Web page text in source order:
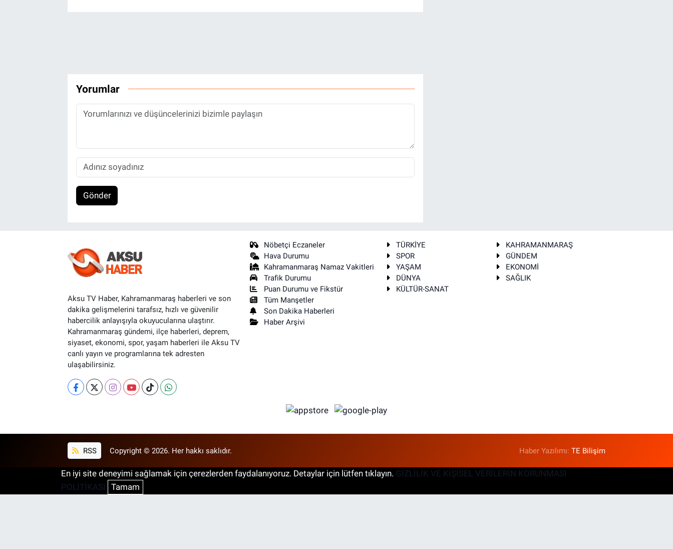
Yorumlar
Gönder
Aksu TV Haber, Kahramanmaraş haberleri ve son
dakika gelişmelerini tarafsız, hızlı ve güvenilir
habercilik anlayışıyla okuyucularına ulaştırır.
Kahramanmaraş gündemi, ilçe haberleri, deprem,
siyaset, ekonomi, spor, yaşam haberleri ile Aksu TV
canlı yayın ve programlarına tek adresten
ulaşabilirsiniz.
Nöbetçi Eczaneler
Hava Durumu
Kahramanmaraş Namaz Vakitleri
Trafik Durumu
Puan Durumu ve Fikstür
Tüm Manşetler
Son Dakika Haberleri
Haber Arşivi
TÜRKİYE
KAHRAMANMARAŞ
SPOR
GÜNDEM
YAŞAM
EKONOMİ
DÜNYA
SAĞLIK
KÜLTÜR-SANAT
RSS Copyright © 2026. Her hakkı saklıdır. Haber Yazılımı:TE Bilişim
En iyi site deneyimi sağlamak için çerezlerden faydalanıyoruz. Detaylar için lütfen tıklayın. GİZLİLİK VE KİŞİSEL VERİLERİN KORUNMASI
POLİTİKASI
Tamam